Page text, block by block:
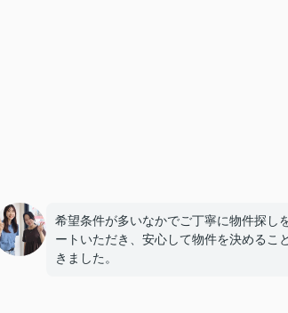
希望条件が多いなかでご丁寧に物件探し
ートいただき、安心して物件を決めるこ
きました。